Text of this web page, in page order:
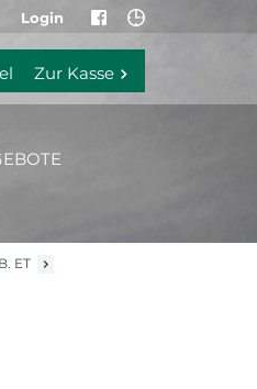
Login
Zur Kasse
ET